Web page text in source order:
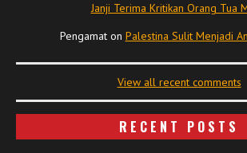
Janji Terima Kritikan Orang Tua
Pengamaton Palestina Sulit Menjadi
View all recent comments
RECENT POSTS